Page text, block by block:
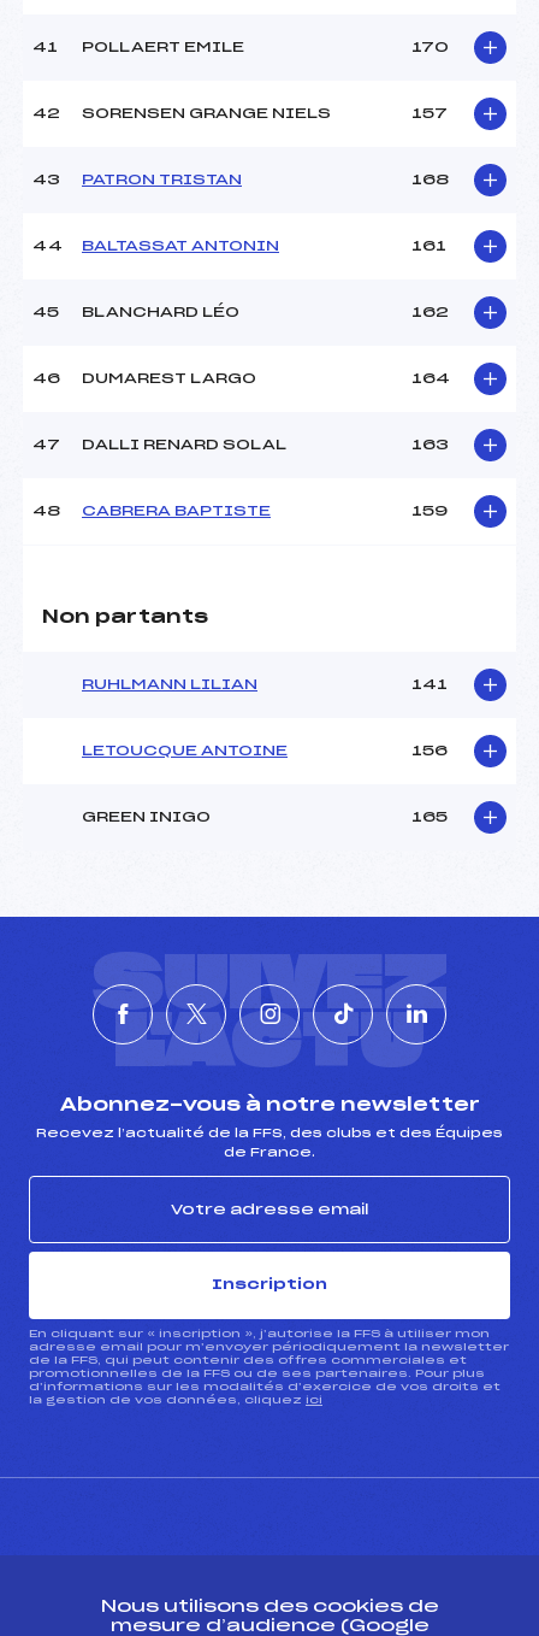
41 POLLAERT EMILE 170
42 SORENSEN GRANGE NIELS 157
43 PATRON TRISTAN 168
44 BALTASSAT ANTONIN 161
45 BLANCHARD LÉO 162
46 DUMAREST LARGO 164
47 DALLI RENARD SOLAL 163
48 CABRERA BAPTISTE 159
Non partants
RUHLMANN LILIAN 141
LETOUCQUE ANTOINE 156
GREEN INIGO 165
SUIVEZ
L'ACTU
Abonnez-vous à notre newsletter
Recevez l’actualité de la FFS, des clubs et des Équipes
de France.
Inscription
En cliquant sur « inscription », j’autorise la FFS à utiliser mon
adresse email pour m’envoyer périodiquement la newsletter
de la FFS, qui peut contenir des offres commerciales et
promotionnelles de la FFS ou de ses partenaires. Pour plus
d’informations sur les modalités d’exercice de vos droits et
la gestion de vos données, cliquez ici
Nous utilisons des cookies de
mesure d’audience (Google